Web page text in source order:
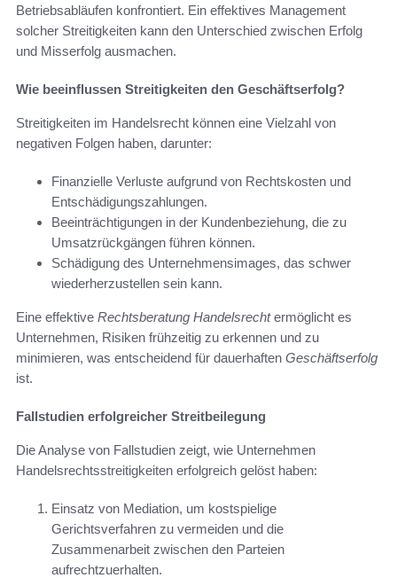
Betriebsabläufen konfrontiert. Ein effektives Management
solcher Streitigkeiten kann den Unterschied zwischen Erfolg
und Misserfolg ausmachen.
Wie beeinflussen Streitigkeiten den Geschäftserfolg?
Streitigkeiten im Handelsrecht können eine Vielzahl von
negativen Folgen haben, darunter:
Finanzielle Verluste aufgrund von Rechtskosten und
Entschädigungszahlungen.
Beeinträchtigungen in der Kundenbeziehung, die zu
Umsatzrückgängen führen können.
Schädigung des Unternehmensimages, das schwer
wiederherzustellen sein kann.
Eine effektive Rechtsberatung Handelsrechtermöglicht es
Unternehmen, Risiken frühzeitig zu erkennen und zu
minimieren, was entscheidend für dauerhaften Geschäftserfolg
ist.
Fallstudien erfolgreicher Streitbeilegung
Die Analyse von Fallstudien zeigt, wie Unternehmen
Handelsrechtsstreitigkeiten erfolgreich gelöst haben:
Einsatz von Mediation, um kostspielige
Gerichtsverfahren zu vermeiden und die
Zusammenarbeit zwischen den Parteien
aufrechtzuerhalten.